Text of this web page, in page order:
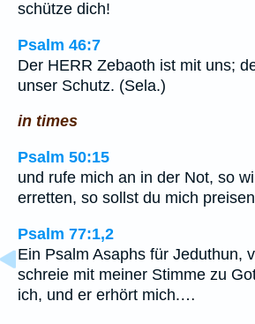
schütze dich!
Psalm 46:7
Der HERR Zebaoth ist mit uns;
unser Schutz. (Sela.)
in times
Psalm 50:15
und rufe mich an in der Not, so
erretten, so sollst du mich
Psalm 77:1,2
Ein Psalm Asaphs für Jeduthun,
schreie mit meiner Stimme zu
ich, und er erhört mich.…